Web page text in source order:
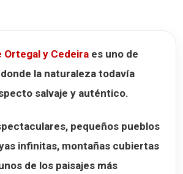
Ortegal y Cedeira es uno de
la naturaleza todavía
salvaje y auténtico.
pequeños pueblos
infinitas, montañas cubiertas
de los paisajes más